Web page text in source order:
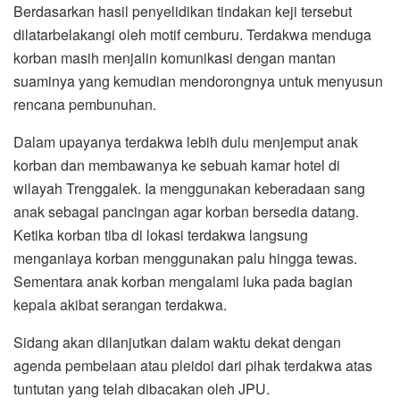
Berdasarkan hasil penyelidikan tindakan keji tersebut
dilatarbelakangi oleh motif cemburu. Terdakwa menduga
korban masih menjalin komunikasi dengan mantan
suaminya yang kemudian mendorongnya untuk menyusun
rencana pembunuhan.
Dalam upayanya terdakwa lebih dulu menjemput anak
korban dan membawanya ke sebuah kamar hotel di
wilayah Trenggalek. Ia menggunakan keberadaan sang
anak sebagai pancingan agar korban bersedia datang.
Ketika korban tiba di lokasi terdakwa langsung
menganiaya korban menggunakan palu hingga tewas.
Sementara anak korban mengalami luka pada bagian
kepala akibat serangan terdakwa.
Sidang akan dilanjutkan dalam waktu dekat dengan
agenda pembelaan atau pleidoi dari pihak terdakwa atas
tuntutan yang telah dibacakan oleh JPU.